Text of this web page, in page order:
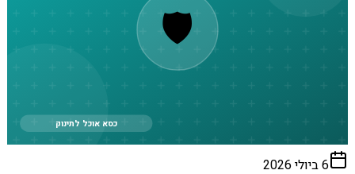
🛡️
כסא אוכל לתינוק
6 ביולי 2026